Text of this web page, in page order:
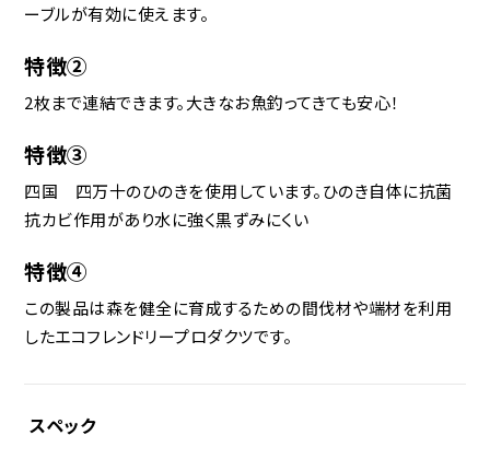
ーブルが有効に使えます。
特徴②
2枚まで連結できます。大きなお魚釣ってきても安心！
特徴③
四国 四万十のひのきを使用しています。ひのき自体に抗菌
抗カビ作用があり水に強く黒ずみにくい
特徴④
この製品は森を健全に育成するための間伐材や端材を利用
したエコフレンドリープロダクツです。
スペック